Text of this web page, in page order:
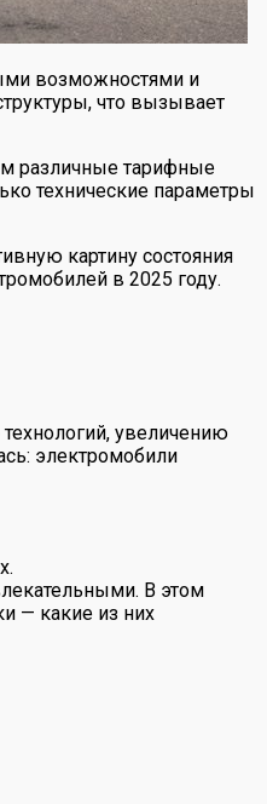
возможностями и
что вызывает
различные тарифные
технические параметры
картину состояния
в 2025 году.
увеличению
электромобили
В этом
— какие из них